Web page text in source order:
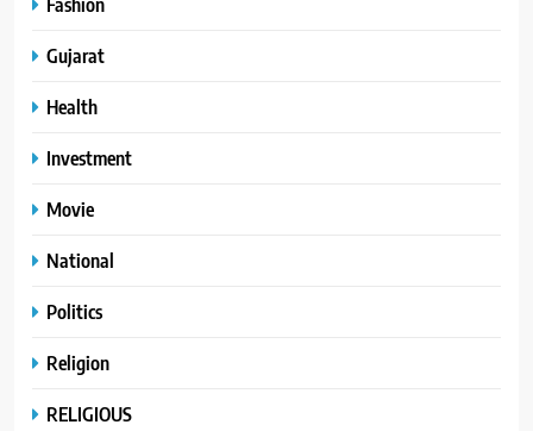
Gujarat
Health
Investment
Movie
National
Politics
Religion
RELIGIOUS